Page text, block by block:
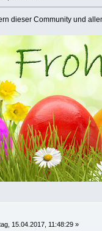
dieser Community und
15.04.2017, 11:48:29 »